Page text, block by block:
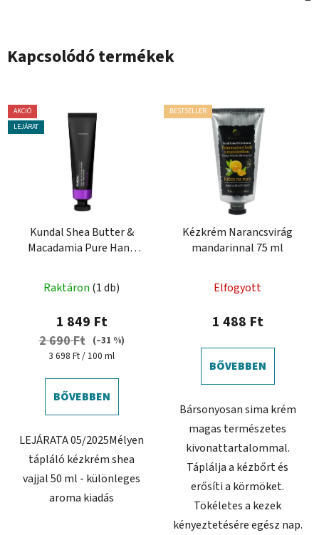
Kapcsolódó termékek
AKCIÓ
LEJÁRAT
Kundal Shea Butter &
Macadamia Pure Hand
ml - tápláló kézkrém
Raktáron (1 db)
1 849 Ft
2 690 Ft
(–31 %)
Egységár:
3 698 Ft / 100 ml
BŐVEBBEN
LEJÁRATA 05/2025Mélyen
tápláló kézkrém shea
vajjal 50 ml - különleges
aroma kiadás
BESTSELLER
Kézkrém Narancsvirág
mandarinnal 75 ml
Elfogyott
1 488 Ft
BŐVEBBEN
Bársonyosan sima krém
magas természetes
kivonattartalommal.
Táplálja a kézbőrt és
erősíti a körmöket.
Tökéletes a kezek
kényeztetésére egész nap.